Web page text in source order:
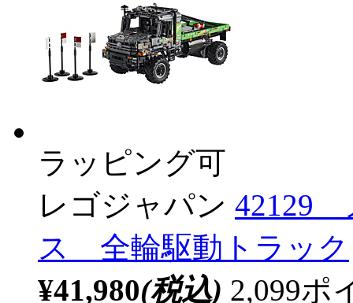
ラッピング可
レゴジャパン 42129
ス 全輪駆動トラック
¥41,980(税込) 2,099ポ